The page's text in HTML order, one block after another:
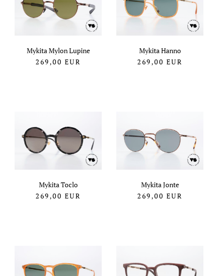
Mykita Mylon Lupine
269,00 EUR
Mykita Hanno
269,00 EUR
Mykita Toclo
269,00 EUR
Mykita Jonte
269,00 EUR